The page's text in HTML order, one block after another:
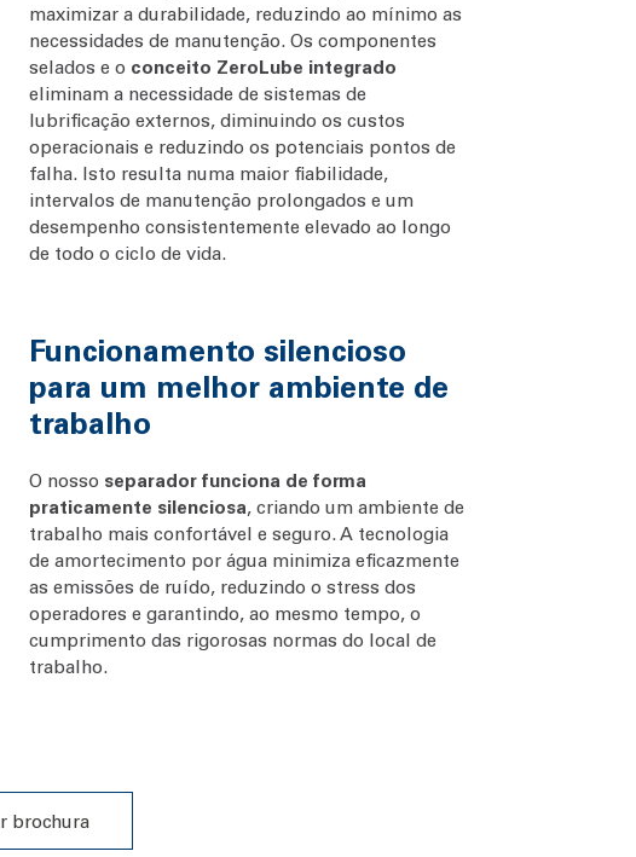
maximizar a durabilidade, reduzindo ao mínimo as
necessidades de manutenção. Os componentes
selados e o conceito ZeroLube integrado
eliminam a necessidade de sistemas de
lubrificação externos, diminuindo os custos
operacionais e reduzindo os potenciais pontos de
falha. Isto resulta numa maior fiabilidade,
intervalos de manutenção prolongados e um
desempenho consistentemente elevado ao longo
de todo o ciclo de vida.
Funcionamento silencioso
para um melhor ambiente de
trabalho
O nosso separador funciona de forma
praticamente silenciosa, criando um ambiente de
trabalho mais confortável e seguro. A tecnologia
de amortecimento por água minimiza eficazmente
as emissões de ruído, reduzindo o stress dos
operadores e garantindo, ao mesmo tempo, o
cumprimento das rigorosas normas do local de
trabalho.
brochura